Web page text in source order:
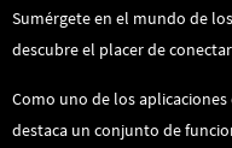
Sumérgete en el mundo de
descubre el placer de
Como uno de los
destaca un conjunto de